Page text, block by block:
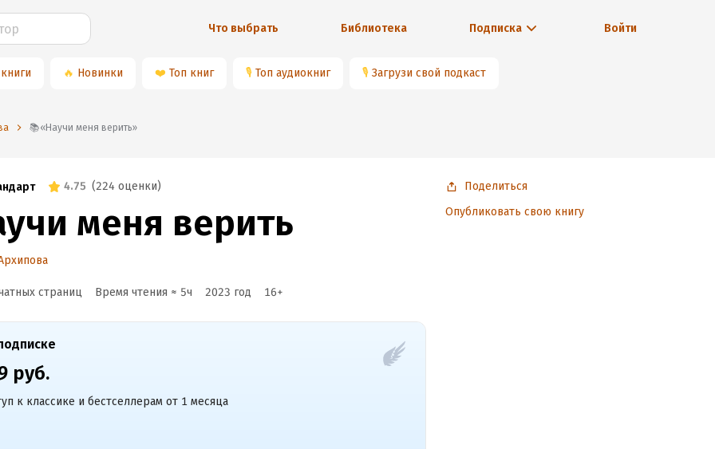
Что выбрать Библиотека Подписка Войти
🔥 Новинки ❤️ Топ книг 🎙 Топ аудиокниг 🎙 Загрузи свой подкаст
📚«Научи меня верить»
4.75 (224 оценки)
меня верить
страниц Время чтения ≈ 5ч 2023 год 16+
руб.
к классике и бестселлерам от 1 месяца
Поделиться
Опубликовать свою книгу